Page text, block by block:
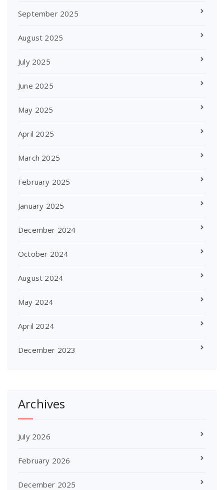
September 2025
August 2025
July 2025
June 2025
May 2025
April 2025
March 2025
February 2025
January 2025
December 2024
October 2024
August 2024
May 2024
April 2024
December 2023
Archives
July 2026
February 2026
December 2025